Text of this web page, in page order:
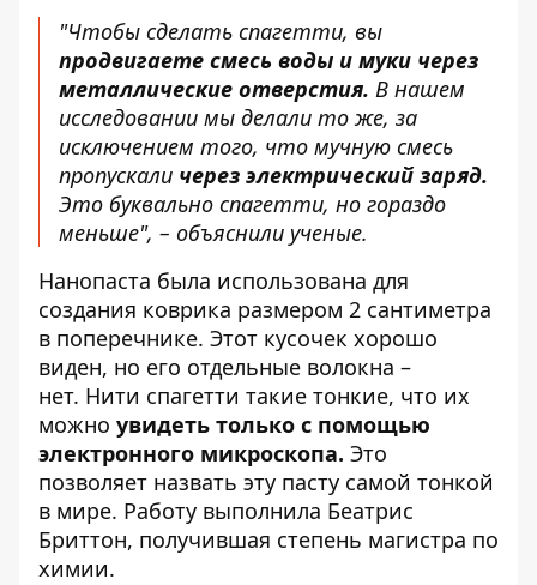
"Чтобы сделать спагетти, вы
продвигаете смесь воды и муки через
металлические отверстия. В нашем
исследовании мы делали то же, за
исключением того, что мучную смесь
пропускали через электрический заряд.
Это буквально спагетти, но гораздо
меньше", – объяснили ученые.
Нанопаста была использована для
создания коврика размером 2 сантиметра
в поперечнике. Этот кусочек хорошо
виден, но его отдельные волокна –
нет. Нити спагетти такие тонкие, что их
можно увидеть только с помощью
электронного микроскопа. Это
позволяет назвать эту пасту самой тонкой
в ​​мире. Работу выполнила Беатрис
Бриттон, получившая степень магистра по
химии.